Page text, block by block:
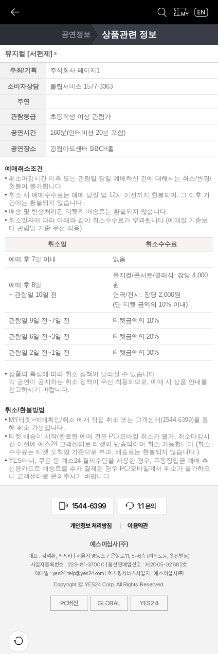
예 검색 마이티 글로벌
공연정보
>
상품관련 정보
뮤지컬 [서편제]
>
주최/기획 주식회사 페이지1
소비자상담 클립서비스 1577-3363
주연
관람등급 초등학생 이상 관람가
공연시간 160분(인터미션 20분 포함)
공연장소 광림아트센터 BBCH홀
예매취소조건
취소마감시간 이후 또는 관람일 당일 예매하신 건에 대해서는 취소/변경/
환불이 불가합니다.
취소 시 예매수수료는 예매 당일 밤 12시 이전까지 환불되며, 그 이후 기
간에는 환불되지 않습니다.
배송 및 반송처리된 티켓의 배송료는 환불되지 않습니다.
취소일자에 따라 아래와 같이 취소수수료가 부과됩니다.(예매일 기준보
다 관람일 기준 우선 적용)
취소일 취소수수료
예매 후 7일 이내 없음
예매 후 8일
~ 관람일 10일 전
뮤지컬/콘서트/클래식: 장당 4,000
원
연극/전시: 장당 2,000원
(단 티켓 금액의 10% 이내)
관람일 9일 전~7일 전 티켓금액의 10%
관람일 6일 전~3일 전 티켓금액의 20%
관람일 2일 전~1일 전 티켓금액의 30%
상품의 특성에 따라 취소 정책이 달라질 수 있습니다.
각 공연이 공지하는 취소 정책이 우선 적용되므로, 예매 시 상품 안내를
참고하시기 바랍니다.
취소/환불방법
MY티켓>예매확인/취소 에서 직접 취소 또는 고객센터(1544-6399)를 통
해 취소 가능합니다.
티켓 배송이 시작/완료된 예매 건은 PC/모바일 취소가 불가, 취소마감시
간 이전에 예스24 고객센터로 티켓이 반송되어야 취소 가능합니다.(취소
수수료는 티켓 도착일 기준으로 부과, 배송료는 환불되지 않습니다.)
YES머니, 쿠폰 등 예스24 결제수단을 사용한 경우, 무통장입금 예매 후
신용카드로 배송료를 추가 결제한 경우 PC/모바일에서 취소가 불가하오
니 고객센터로 문의주시기 바랍니다.
1544-6399 1:1 문의
개인정보 처리방침 이용약관
예스이십사(주)
대표 : 김석환, 최세라 | 서울시 영등포구 은행로11, 5~6층 (여의도동, 일신빌딩)
사업자등록번호 : 229-81-37000 | 통신판매업신고 : 제2005-02682호
이메일 : yes24help@yes24.com | 호스팅서비스사업자 : 예스이십사㈜
Copyright ⓒ YES24 Corp. All Rights Reserved.
PC버전 GLOBAL YES24